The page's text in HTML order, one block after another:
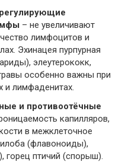
– не увеличивают
лимфоцитов и
Эхинацея пурпурная
элеутерококк,
особенно важны при
и лимфаденитах.
и противоотёчные
капилляров,
в межклеточное
(флавоноиды),
горец птичий (спорыш).